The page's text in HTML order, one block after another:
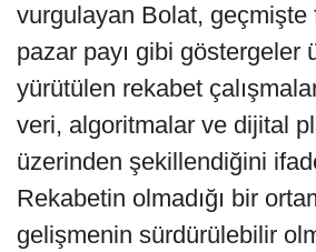
vurgulayan Bolat, geçmişte
pazar payı gibi göstergeler
yürütülen rekabet
veri, algoritmalar ve dijital
üzerinden şekillendiğini
Rekabetin olmadığı bir
gelişmenin sürdürülebilir